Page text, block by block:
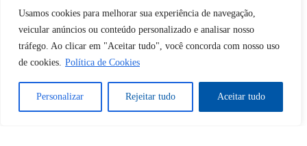
Usamos cookies para melhorar sua experiência de navegação,
veicular anúncios ou conteúdo personalizado e analisar nosso
tráfego. Ao clicar em "Aceitar tudo", você concorda com nosso uso
de cookies. Política de Cookies
Personalizar Rejeitar tudo Aceitar tudo
Desbloquear esquerda : 0
Sim